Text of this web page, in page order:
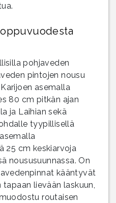
pohjaveden
pintojen nousu
asemalla
80 cm pitkän ajan
ja Laihian sekä
tyypillisellä
25 cm keskiarvoja
noususuunnassa. On
kääntyvät
lievään laskuun,
routaisen